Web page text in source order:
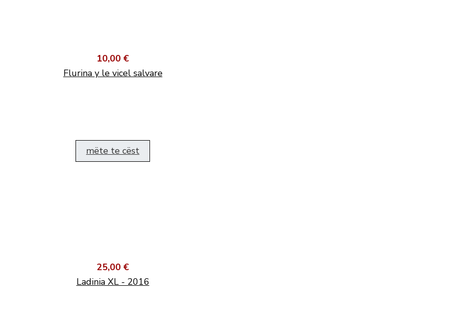
10,00 €
Flurina y le vicel salvare
mëte te cëst
25,00 €
Ladinia XL - 2016